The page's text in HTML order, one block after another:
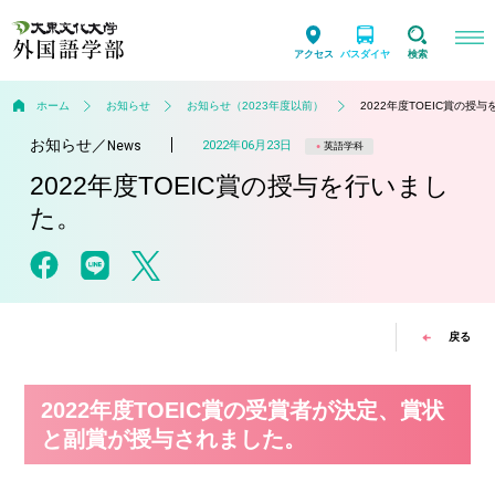
アクセス バスダイヤ 検索
ホーム お知らせ お知らせ（2023年度以前） 2022年度TOEIC賞の授与
お知らせ／ News 2022年06月23日 英語学科
2022年度TOEIC賞の授与を行いまし
た。
戻る
2022年度TOEIC賞の受賞者が決定、賞状
と副賞が授与されました。